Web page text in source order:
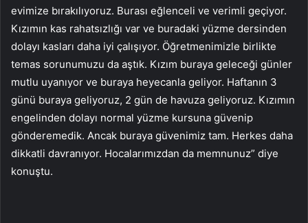
evimize bırakılıyoruz. Burası eğlenceli ve verimli geçiyor.
Kızımın kas rahatsızlığı var ve buradaki yüzme dersinden
dolayı kasları daha iyi çalışıyor. Öğretmenimizle birlikte
temas sorunumuzu da aştık. Kızım buraya geleceği günler
mutlu uyanıyor ve buraya heyecanla geliyor. Haftanın 3
günü buraya geliyoruz, 2 gün de havuza geliyoruz. Kızımın
engelinden dolayı normal yüzme kursuna güvenip
gönderemedik. Ancak buraya güvenimiz tam. Herkes daha
dikkatli davranıyor. Hocalarımızdan da memnunuz” diye
konuştu.